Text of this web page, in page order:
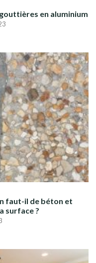
en aluminium
faut-il de béton et
surface ?